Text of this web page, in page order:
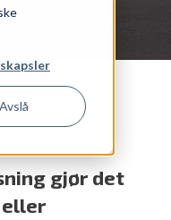
Avslå
gjør det